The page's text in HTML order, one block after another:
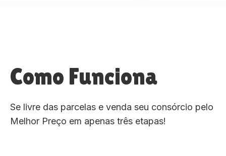
Como Funciona
Se livre das parcelas e venda seu consórcio pelo
Melhor Preço em apenas três etapas!